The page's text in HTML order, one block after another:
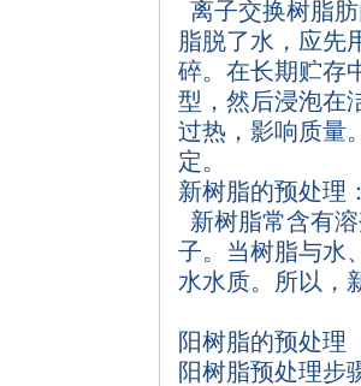
离子交换树脂
脂脱了水，应先
碎。在长期贮存
型，然后浸泡在
过热，影响质量
定。
新树脂的预处理
新树脂常含有
子。当树脂与水
水水质。所以，
阳树脂的预处理
阳树脂预处理步